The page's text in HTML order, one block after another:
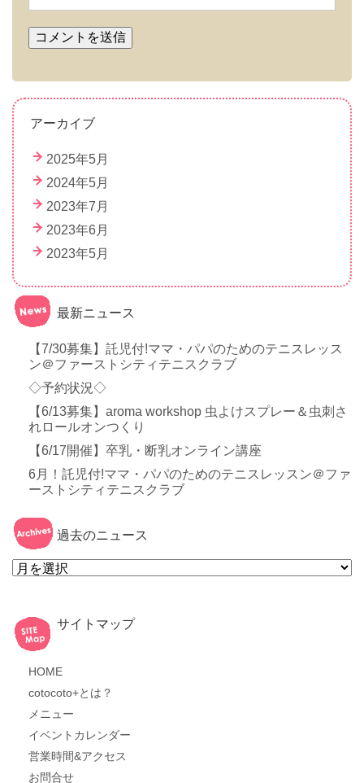
アーカイブ
2025年5月
2024年5月
2023年7月
2023年6月
2023年5月
最新ニュース
【7/30募集】託児付!ママ・パパのためのテニスレッス
ン＠ファーストシティテニスクラブ
◇予約状況◇
【6/13募集】aroma workshop 虫よけスプレー＆虫刺さ
れロールオンつくり
【6/17開催】卒乳・断乳オンライン講座
6月！託児付!ママ・パパのためのテニスレッスン＠ファ
ーストシティテニスクラブ
過去のニュース
過
去
ー
ス
サイトマップ
HOME
cotocoto+とは？
メニュー
イベントカレンダー
営業時間&アクセス
お問合せ